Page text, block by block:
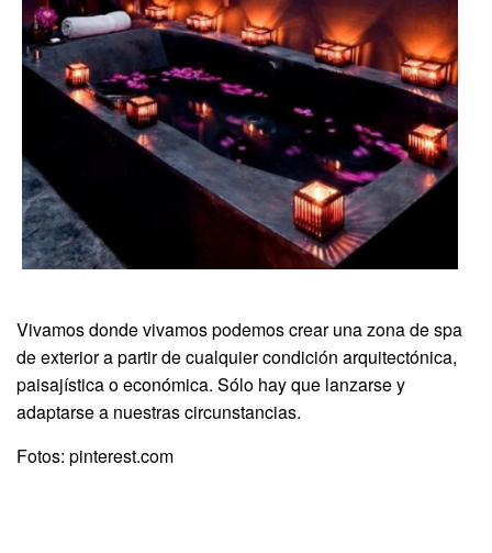
Vivamos donde vivamos podemos crear una zona de spa
de exterior a partir de cualquier condición arquitectónica,
paisajística o económica. Sólo hay que lanzarse y
adaptarse a nuestras circunstancias.
Fotos: pinterest.com